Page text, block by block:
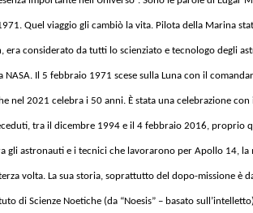
Quel viaggio gli cambiò la vita. Pilota della Marina
era considerato da tutti lo scienziato e tecnologo degli
Il 5 febbraio 1971 scese sulla Luna con il
nel 2021 celebra i 50 anni. È stata una celebrazione
tra il dicembre 1994 e il 4 febbraio 2016, proprio
gli astronauti e i tecnici che lavorarono per Apollo 14, la
volta. La sua storia, soprattutto del dopo-missione è
di Scienze Noetiche (da “Noesis” – basato